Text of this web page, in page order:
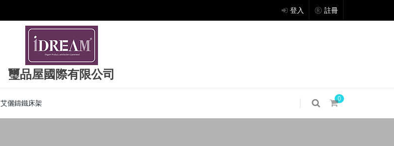
登入 註冊
璽品屋國際有限公司
0
艾儷鑄鐵床架